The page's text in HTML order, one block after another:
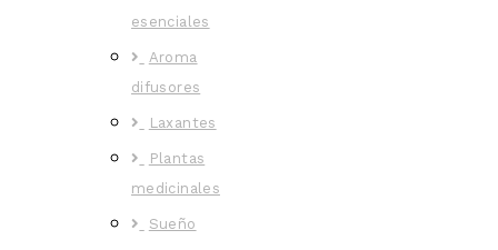
esenciales
Aroma
difusores
Laxantes
Plantas
medicinales
Sueño